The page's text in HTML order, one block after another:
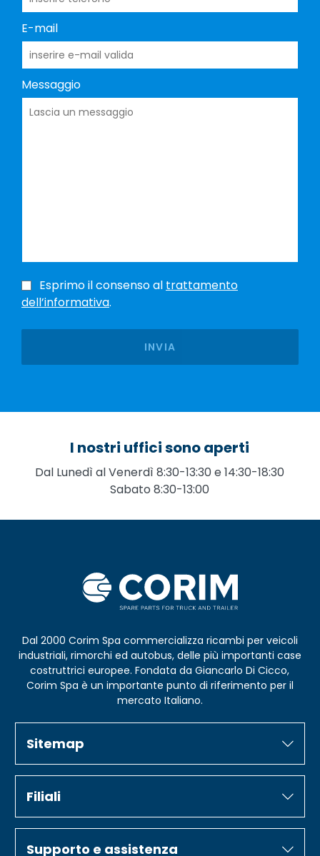
E-mail
Messaggio
Esprimo il consenso al trattamento
dell’informativa.
I nostri uffici sono aperti
Dal Lunedì al Venerdì 8:30-13:30 e 14:30-18:30
Sabato 8:30-13:00
Dal 2000 Corim Spa commercializza ricambi per veicoli
industriali, rimorchi ed autobus, delle più importanti case
costruttrici europee. Fondata da Giancarlo Di Cicco,
Corim Spa è un importante punto di riferimento per il
mercato Italiano.
Sitemap
Filiali
Supporto e assistenza